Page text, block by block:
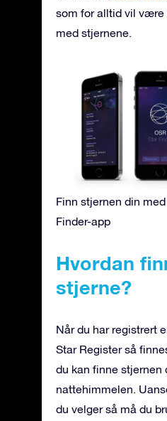
som for alltid vil være
med stjernene.
Finn stjernen din
Finder-app
Hvordan
stjerne?
Når du har registrert
Star Register så
du kan finne stjernen
nattehimmelen.
du velger så må du